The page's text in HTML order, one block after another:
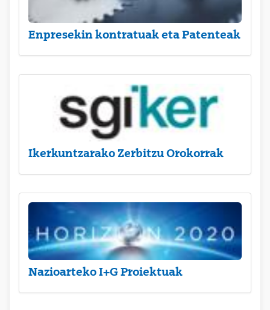
Enpresekin kontratuak eta Patenteak
Ikerkuntzarako Zerbitzu Orokorrak
Nazioarteko I+G Proiektuak